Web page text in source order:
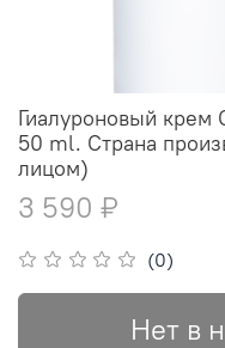
(0)
Гиалуроновый крем
50 ml. Страна
лицом)
3 590 ₽
Нет в